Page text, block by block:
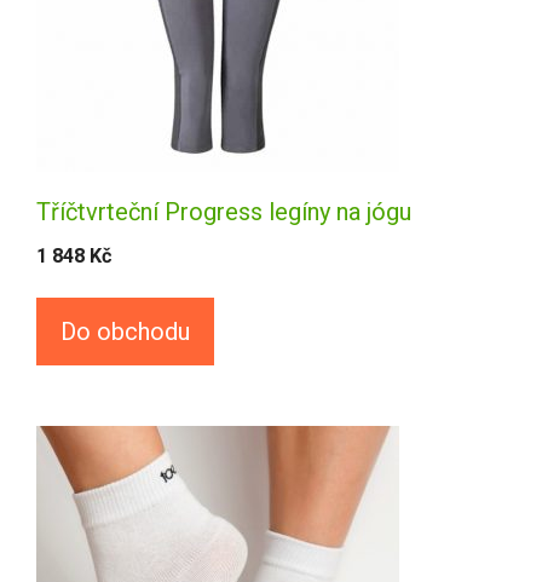
Tříčtvrteční Progress legíny na jógu
1 848 Kč
Do obchodu